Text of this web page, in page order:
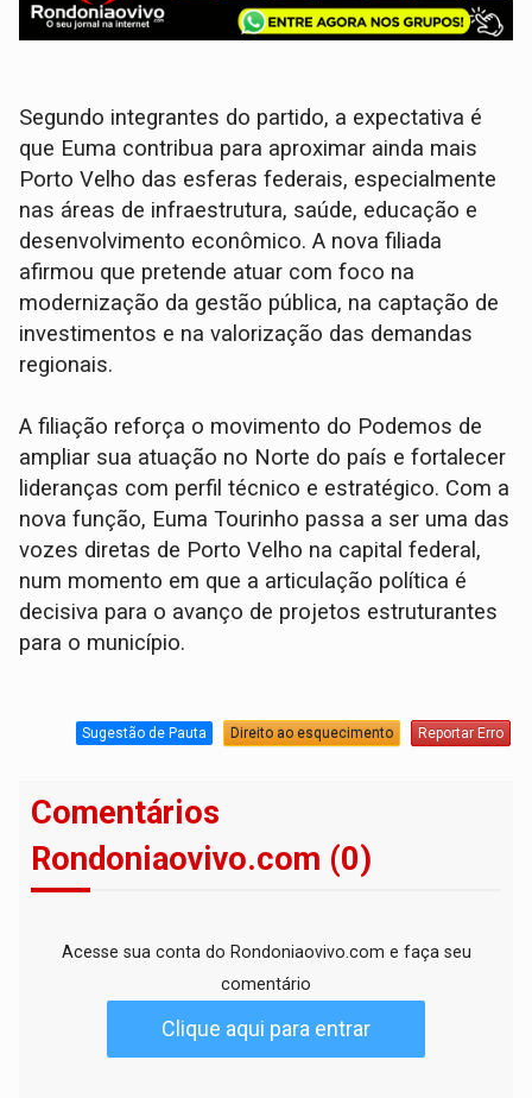
Segundo integrantes do partido, a expectativa é
que Euma contribua para aproximar ainda mais
Porto Velho das esferas federais, especialmente
nas áreas de infraestrutura, saúde, educação e
desenvolvimento econômico. A nova filiada
afirmou que pretende atuar com foco na
modernização da gestão pública, na captação de
investimentos e na valorização das demandas
regionais.
A filiação reforça o movimento do Podemos de
ampliar sua atuação no Norte do país e fortalecer
lideranças com perfil técnico e estratégico. Com a
nova função, Euma Tourinho passa a ser uma das
vozes diretas de Porto Velho na capital federal,
num momento em que a articulação política é
decisiva para o avanço de projetos estruturantes
para o município.
Sugestão de Pauta Direito ao esquecimento Reportar Erro
Comentários
Rondoniaovivo.com (0)
Acesse sua conta do Rondoniaovivo.com e faça seu
comentário
Clique aqui para entrar